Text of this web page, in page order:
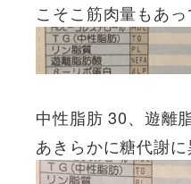
こそこ筋肉量もあっ
中性脂肪 30、遊離
あきらかに糖代謝に